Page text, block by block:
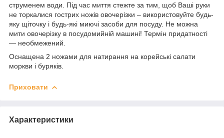
струменем води. Під час миття стежте за тим, щоб Ваші руки
не торкалися гострих ножів овочерізки – використовуйте будь-
яку щіточку і будь-які миючі засоби для посуду. Не можна
мити овочерізку в посудомийній машині! Термін придатності
― необмежений.
Оснащена 2 ножами для натирання на корейські салати
моркви і буряків.
Приховати
Характеристики